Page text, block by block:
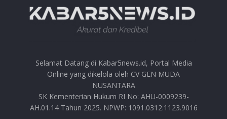
Selamat Datang di Kabar5news.id, Portal Media
Online yang dikelola oleh CV GEN MUDA
NUSANTARA
SK Kementerian Hukum RI No: AHU-0009239-
AH.01.14 Tahun 2025. NPWP: 1091.0312.1123.9016